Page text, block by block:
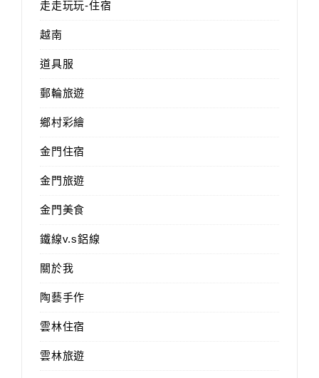
走走玩玩-住宿
越南
道具服
郵輪旅遊
鄉村彩繪
金門住宿
金門旅遊
金門美食
鐵線v.s鋁線
關於我
陶藝手作
雲林住宿
雲林旅遊